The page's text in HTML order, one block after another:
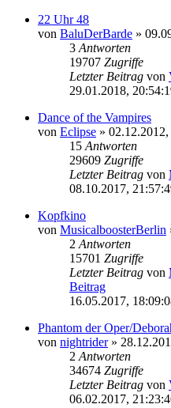
22 Uhr 48
von BaluDerBarde »
3 Antworten
19707 Zugriffe
Letzter Beitrag von
29.01.2018,
Dance of the Vampires
von Eclipse »
15 Antworten
29609 Zugriffe
Letzter Beitrag von
08.10.2017,
Kopfkino
von MusicalboosterBerlin
2 Antworten
15701 Zugriffe
Letzter Beitrag von
Beitrag
16.05.2017,
Phantom der Oper/
von nightrider»
2 Antworten
34674 Zugriffe
Letzter Beitrag von
06.02.2017,